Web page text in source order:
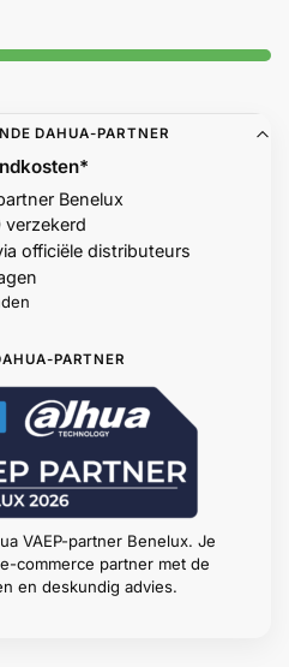
DAHUA-PARTNER
Benelux
officiële distributeurs
PARTNER
VAEP-partner Benelux. Je
commerce partner met de
en deskundig advies.